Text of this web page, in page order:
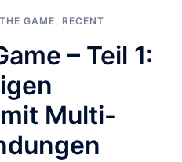
GAME, RECENT
– Teil 1:
Multi-